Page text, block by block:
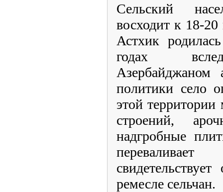
Сельский
восходит к 18-
Астхик
годах
Азербайджаном
политики село
этой территории
строений,
надгробные
ремесле сельчан.